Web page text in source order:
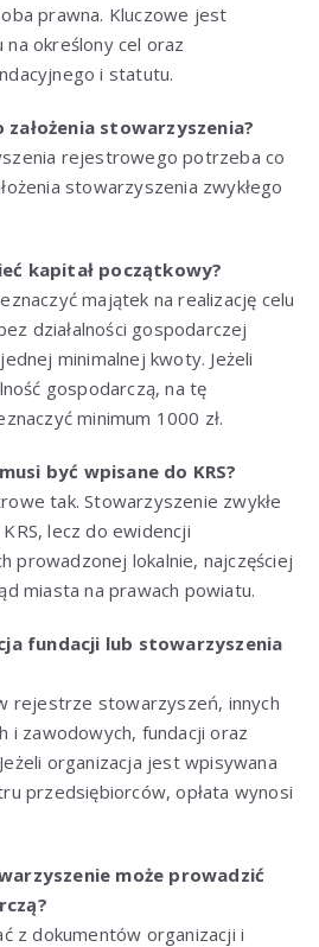
prawna. Kluczowe jest
określony cel oraz
i statutu.
stowarzyszenia?
rejestrowego potrzeba co
stowarzyszenia zwykłego
kapitał początkowy?
majątek na realizację celu
działalności gospodarczej
minimalnej kwoty. Jeżeli
gospodarczą, na tę
minimum 1000 zł.
być wpisane do KRS?
tak. Stowarzyszenie zwykłe
lecz do ewidencji
prowadzonej lokalnie, najczęściej
miasta na prawach powiatu.
fundacji lub stowarzyszenia
rejestrze stowarzyszeń, innych
i zawodowych, fundacji oraz
organizacja jest wpisywana
przedsiębiorców, opłata wynosi
może prowadzić
z dokumentów organizacji i